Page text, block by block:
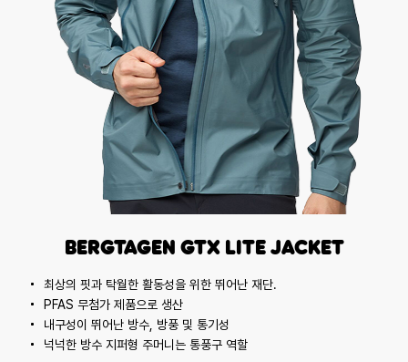
Bergtagen GTX lite Jacket
최상의 핏과 탁월한 활동성을 위한 뛰어난 재단.
PFAS 무첨가 제품으로 생산
내구성이 뛰어난 방수, 방풍 및 통기성
넉넉한 방수 지퍼형 주머니는 통풍구 역할